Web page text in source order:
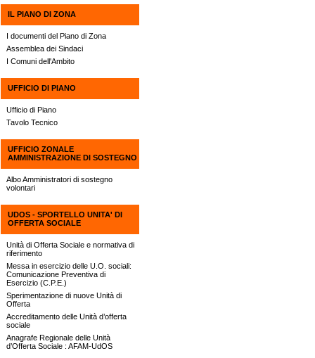
IL PIANO DI ZONA
I documenti del Piano di Zona
Assemblea dei Sindaci
I Comuni dell'Ambito
UFFICIO DI PIANO
Ufficio di Piano
Tavolo Tecnico
UFFICIO ZONALE
AMMINISTRAZIONE DI SOSTEGNO
Albo Amministratori di sostegno
volontari
UDOS - SPORTELLO UNITA' DI
OFFERTA SOCIALE
Unità di Offerta Sociale e normativa di
riferimento
Messa in esercizio delle U.O. sociali:
Comunicazione Preventiva di
Esercizio (C.P.E.)
Sperimentazione di nuove Unità di
Offerta
Accreditamento delle Unità d’offerta
sociale
Anagrafe Regionale delle Unità
d’Offerta Sociale : AFAM-UdOS